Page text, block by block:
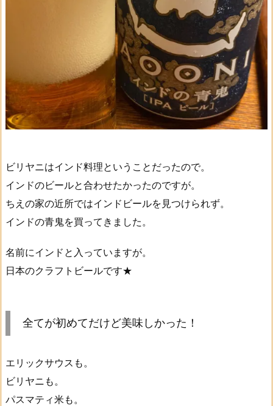
ビリヤニはインド料理ということだったので。
インドのビールと合わせたかったのですが。
ちえの家の近所ではインドビールを見つけられず。
インドの青鬼を買ってきました。
名前にインドと入っていますが。
日本のクラフトビールです★
全てが初めてだけど美味しかった！
エリックサウスも。
ビリヤニも。
パスマティ米も。